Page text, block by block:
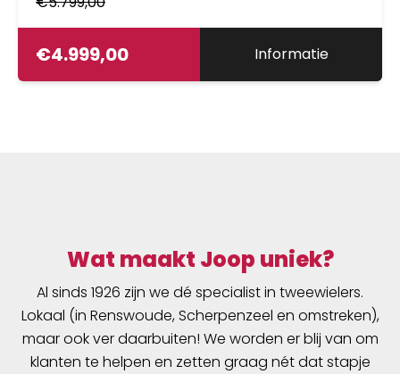
and breakaway riders, this is the fastest road
bike we’ve ever produced. Win Every
Ride.Please note that bike specifications are
€4.999,00 Informatie
Wat maakt Joop uniek?
Al sinds 1926 zijn we dé specialist in tweewielers.
Lokaal (in Renswoude, Scherpenzeel en omstreken),
maar ook ver daarbuiten! We worden er blij van om
klanten te helpen en zetten graag nét dat stapje